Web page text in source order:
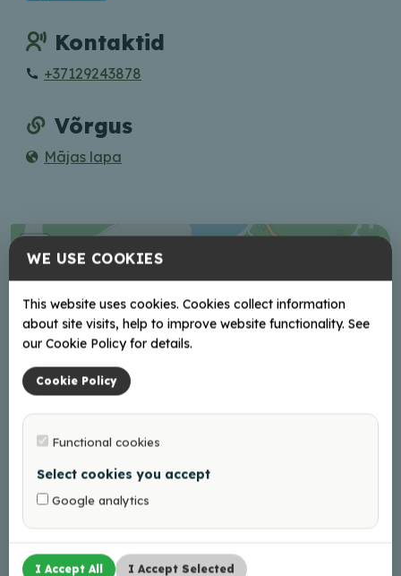
Kontaktid
+37129243878
Võrgus
Mājas lapa
+
−
WE USE COOKIES
This website uses cookies. Cookies collect information
about site visits, help to improve website functionality. See
our Cookie Policy for details.
Cookie Policy
Functional cookies
Select cookies you accept
Google analytics
I Accept All I Accept Selected